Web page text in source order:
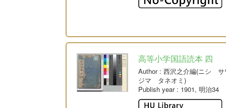
高等小学国語読本 四
Author: 西沢之介編(ニシ サ
ジマ タネオミ)
Publish year: 1901, 明治34